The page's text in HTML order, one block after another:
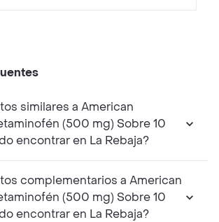
similares a American
(500 mg) Sobre 10
encontrar en La Rebaja?
complementarios a American
(500 mg) Sobre 10
encontrar en La Rebaja?